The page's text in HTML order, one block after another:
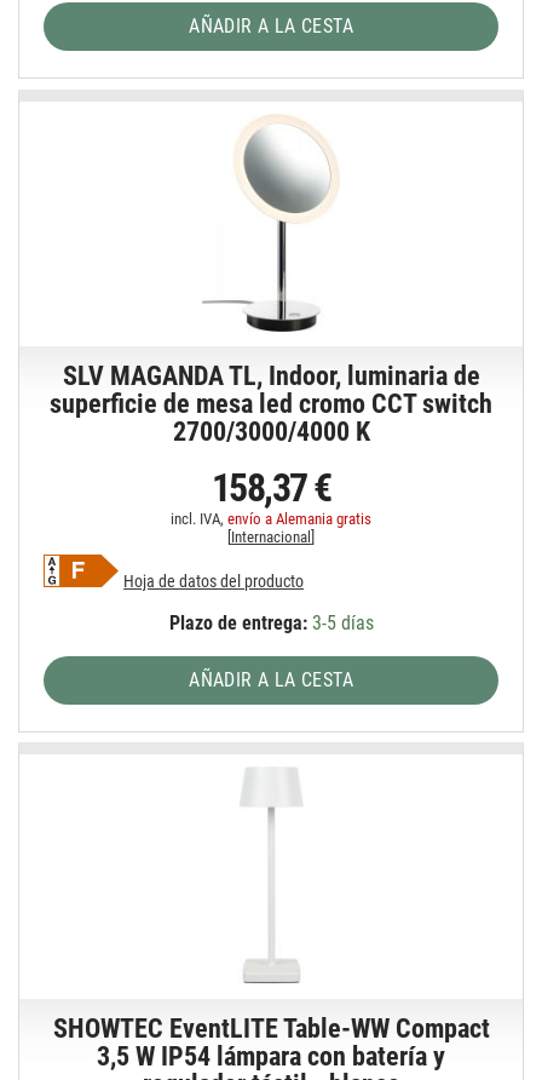
AÑADIR A LA CESTA
SLV MAGANDA TL, Indoor, luminaria de
superficie de mesa led cromo CCT switch
2700/3000/4000 K
158,37 €
incl. IVA,envío a Alemania gratis
Internacional
Hoja de datos del producto
Plazo de entrega:3-5 días
AÑADIR A LA CESTA
SHOWTEC EventLITE Table-WW Compact
3,5 W IP54 lámpara con batería y